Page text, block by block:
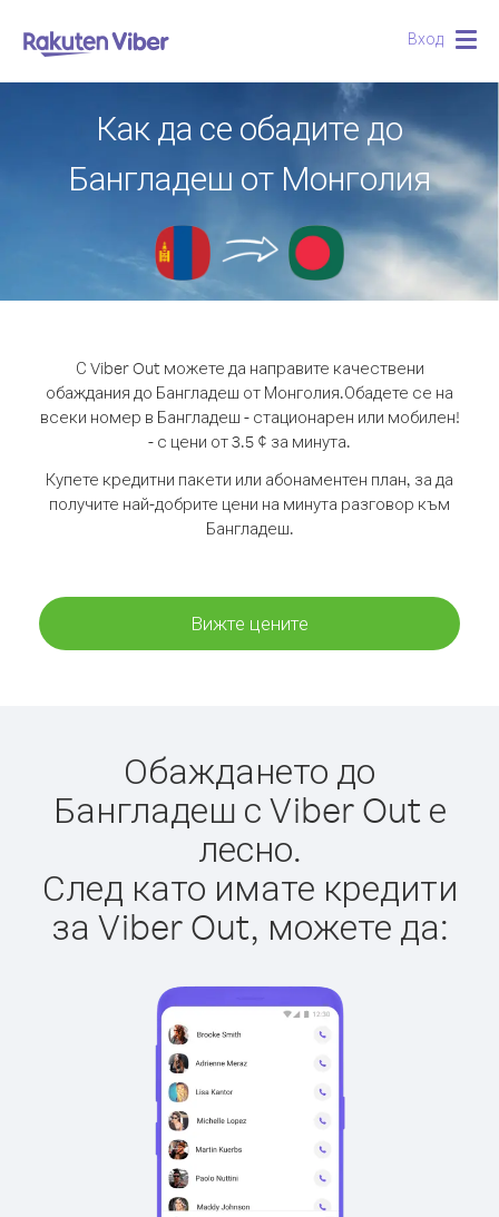
Вход
Как да се обадите до
Бангладеш от Монголия
С Viber Out можете да направите качествени
обаждания до Бангладеш от Монголия.Обадете се на
всеки номер в Бангладеш - стационарен или мобилен!
- с цени от 3.5 ¢ за минута.
Купете кредитни пакети или абонаментен план, за да
получите най-добрите цени на минута разговор към
Бангладеш.
Вижте цените
Обаждането до
Бангладеш с Viber Out е
лесно.
След като имате кредити
за Viber Out, можете да: